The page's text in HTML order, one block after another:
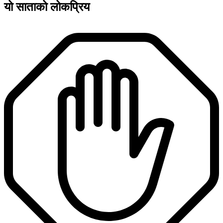
यो साताको लोकप्रिय